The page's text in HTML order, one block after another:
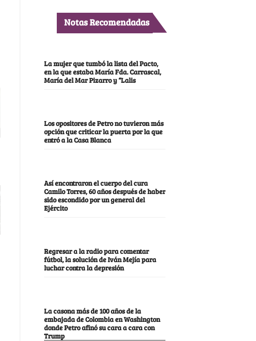
Notas Recomendadas
La mujer que tumbó la lista del Pacto,
en la que estaba María Fda. Carrascal,
María del Mar Pizarro y “Lalis
Los opositores de Petro no tuvieron más
opción que criticar la puerta por la que
entró a la Casa Blanca
Así encontraron el cuerpo del cura
Camilo Torres, 60 años después de haber
sido escondido por un general del
Ejército
Regresar a la radio para comentar
fútbol, la solución de Iván Mejía para
luchar contra la depresión
La casona más de 100 años de la
embajada de Colombia en Washington
donde Petro afinó su cara a cara con
Trump